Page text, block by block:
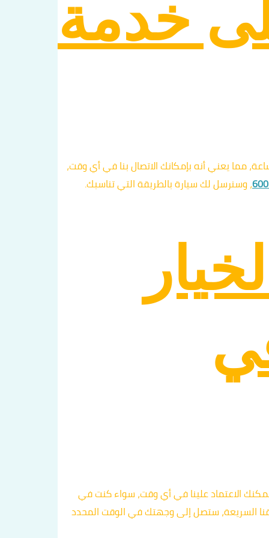
خدمة
مما يعني أنه بإمكانك الاتصال بنا في أي وقت،
، وسنرسل لك سيارة بالطريقة التي تناسبك.
الاعتماد علينا في أي وقت، سواء كنت في
السريعة، ستصل إلى وجهتك في الوقت المحدد